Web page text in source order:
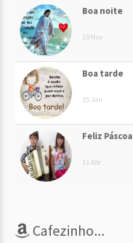
Boa noite
29 Nov
Boa tarde
15 Jan
Feliz Páscoa
11 Abr
Cafezinho...